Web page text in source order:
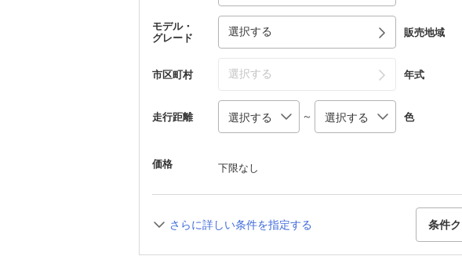
モデル・
グレード
選択する 販売地域
市区町村 選択する 年式
走行距離 ～ 色
価格 下限なし
さらに詳しい条件を指定する 条件